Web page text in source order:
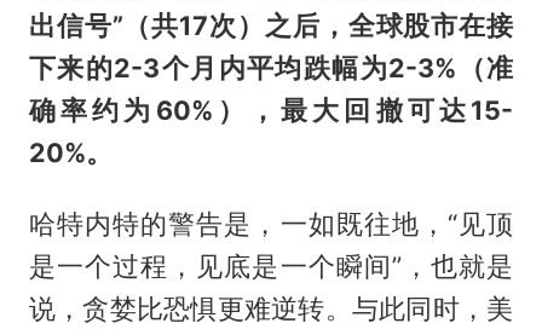
出信号”（共17次）之后，全球股市在接
下来的2-3个月内平均跌幅为2-3%（准
确率约为60%），最大回撤可达15-
20%。
哈特内特的警告是，一如既往地，“见顶
是一个过程，见底是一个瞬间”，也就是
说，贪婪比恐惧更难逆转。与此同时，美